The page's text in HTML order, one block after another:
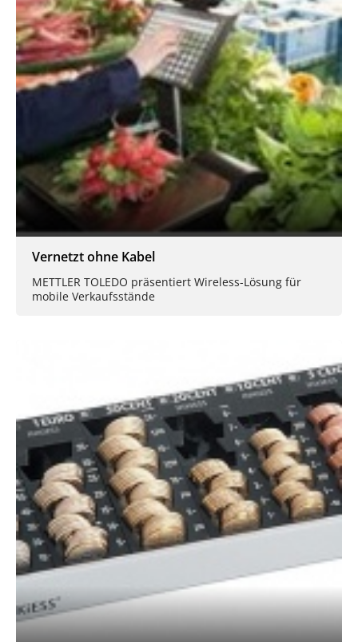
Vernetzt ohne Kabel
METTLER TOLEDO präsentiert Wireless-Lösung für
mobile Verkaufsstände